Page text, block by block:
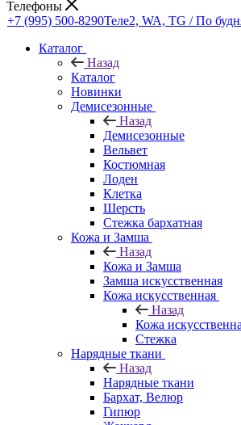
Телефоны
+7 (995) 500-8290Теле2, WA, TG / По
Каталог
Назад
Каталог
Новинки
Демисезонные
Назад
Демисезонные
Вельвет
Костюмная
Лоден
Клетка
Шерсть
Стежка бархатная
Кожа и Замша
Назад
Кожа и Замша
Замша искусственная
Кожа искусственная
Назад
Кожа
Стежка
Нарядные ткани
Назад
Нарядные ткани
Бархат, Велюр
Гипюр